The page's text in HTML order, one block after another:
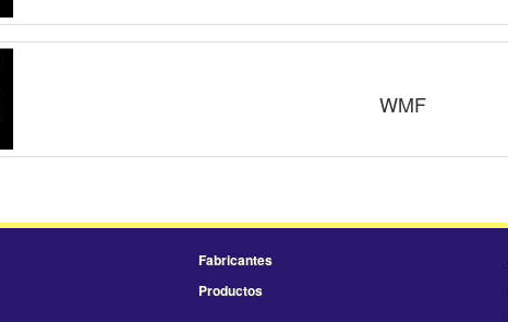
WMF
Fabricantes
Productos